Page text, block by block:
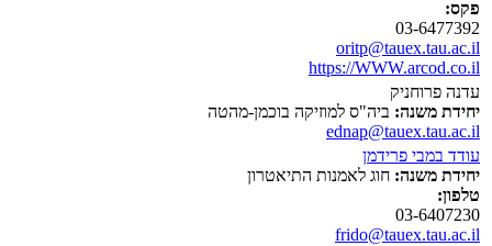
פקס:
03-6477392
oritp@tauex.tau.ac.il
https://WWW.arcod.co.il
עדנה פרוחניק
יחידת משנה: ביה"ס למוזיקה בוכמן-מהטה
ednap@tauex.tau.ac.il
עודד במבי פרידמן
יחידת משנה: חוג לאמנות התיאטרון
טלפון:
03-6407230
frido@tauex.tau.ac.il